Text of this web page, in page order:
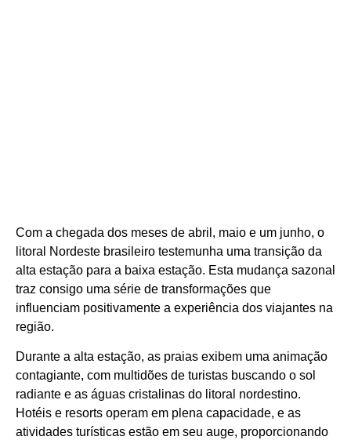
Com a chegada dos meses de abril, maio e um junho, o
litoral Nordeste brasileiro testemunha uma transição da
alta estação para a baixa estação. Esta mudança sazonal
traz consigo uma série de transformações que
influenciam positivamente a experiência dos viajantes na
região.
Durante a alta estação, as praias exibem uma animação
contagiante, com multidões de turistas buscando o sol
radiante e as águas cristalinas do litoral nordestino.
Hotéis e resorts operam em plena capacidade, e as
atividades turísticas estão em seu auge, proporcionando